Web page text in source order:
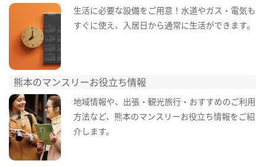
生活に必要な設備をご用意！水道やガス・電気も
すぐに使え、入居日から通常に生活ができます。
熊本のマンスリーお役立ち情報
地域情報や、出張・観光旅行・おすすめのご利用
方法など、熊本のマンスリーお役立ち情報をご紹
介します。